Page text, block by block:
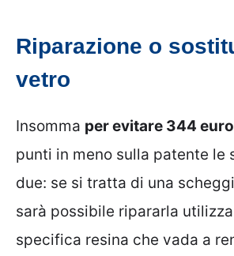
Riparazione o
vetro
Insomma per evitare 344
punti in meno sulla patente le
due: se si tratta di una
sarà possibile ripararla
specifica resina che vada a